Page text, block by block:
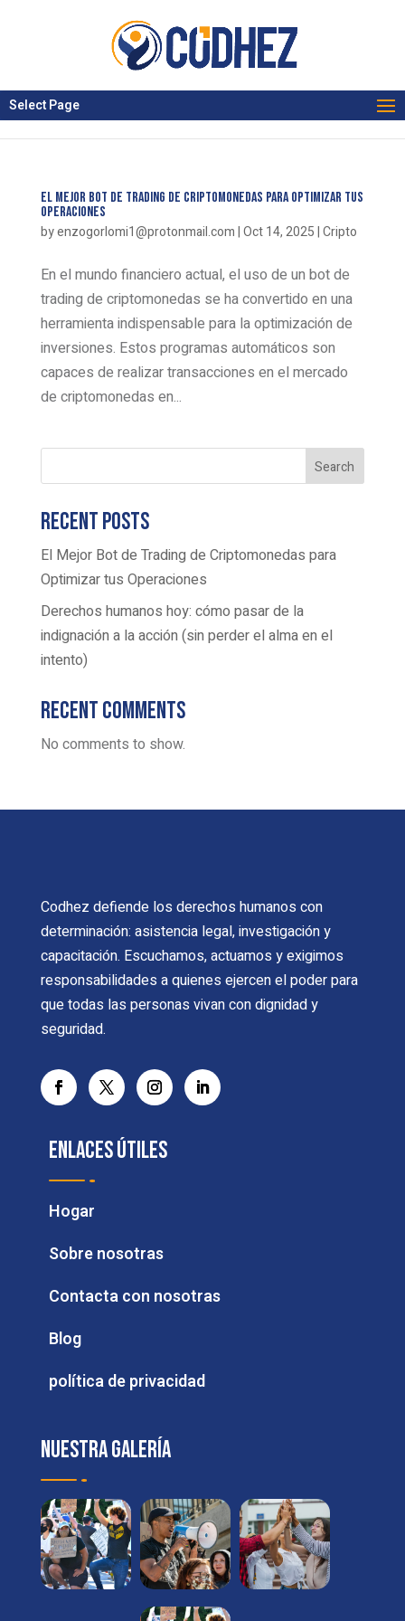
Select Page
El Mejor Bot de Trading de Criptomonedas para Optimizar tus
Operaciones
byenzogorlomi1@protonmail.com|Oct 14, 2025|Cripto
En el mundo financiero actual, el uso de un bot de
trading de criptomonedas se ha convertido en una
herramienta indispensable para la optimización de
inversiones. Estos programas automáticos son
capaces de realizar transacciones en el mercado
de criptomonedas en...
Search
Recent Posts
El Mejor Bot de Trading de Criptomonedas para
Optimizar tus Operaciones
Derechos humanos hoy: cómo pasar de la
indignación a la acción (sin perder el alma en el
intento)
Recent Comments
No comments to show.
Codhez defiende los derechos humanos con
determinación: asistencia legal, investigación y
capacitación. Escuchamos, actuamos y exigimos
responsabilidades a quienes ejercen el poder para
que todas las personas vivan con dignidad y
seguridad.
Enlaces útiles
Hogar
Sobre nosotras
Contacta con nosotras
Blog
política de privacidad
Nuestra galería